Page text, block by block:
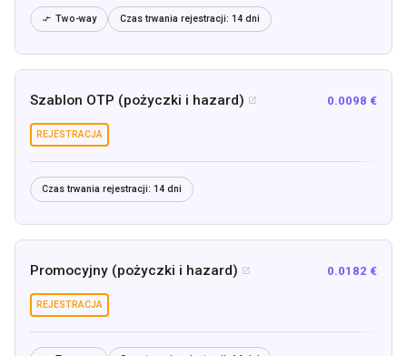
 Two-way Czas trwania rejestracji: 14 dni
Szablon OTP (pożyczki i hazard)  0.0098 €
REJESTRACJA
Czas trwania rejestracji: 14 dni
Promocyjny (pożyczki i hazard)  0.0182 €
REJESTRACJA